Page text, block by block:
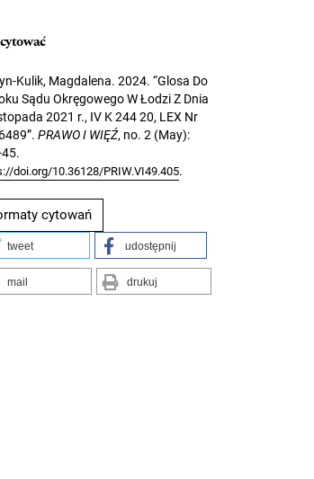
Kulik, Magdalena. 2024. “Glosa Do
Sądu Okręgowego W Łodzi Z Dnia
2021 r., IV K 244 20, LEX Nr
PRAWO I WIĘŹ, no. 2 (May):
doi.org/10.36128/PRIW.VI49.405.
cytowań
tweet udostępnij
mail drukuj